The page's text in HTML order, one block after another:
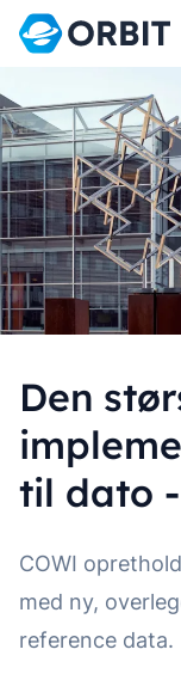
Den
til dato
COWI
med ny,
reference data.